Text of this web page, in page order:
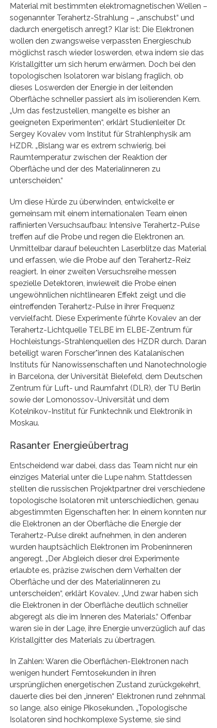
Material mit bestimmten elektromagnetischen Wellen –
sogenannter Terahertz-Strahlung – „anschubst“ und
dadurch energetisch anregt? Klar ist: Die Elektronen
wollen den zwangsweise verpassten Energieschub
möglichst rasch wieder loswerden, etwa indem sie das
Kristallgitter um sich herum erwärmen. Doch bei den
topologischen Isolatoren war bislang fraglich, ob
dieses Loswerden der Energie in der leitenden
Oberfläche schneller passiert als im isolierenden Kern.
„Um das festzustellen, mangelte es bisher an
geeigneten Experimenten“, erklärt Studienleiter Dr.
Sergey Kovalev vom Institut für Strahlenphysik am
HZDR. „Bislang war es extrem schwierig, bei
Raumtemperatur zwischen der Reaktion der
Oberfläche und der des Materialinneren zu
unterscheiden.“
Um diese Hürde zu überwinden, entwickelte er
gemeinsam mit einem internationalen Team einen
raffinierten Versuchsaufbau: Intensive Terahertz-Pulse
treffen auf die Probe und regen die Elektronen an.
Unmittelbar darauf beleuchten Laserblitze das Material
und erfassen, wie die Probe auf den Terahertz-Reiz
reagiert. In einer zweiten Versuchsreihe messen
spezielle Detektoren, inwieweit die Probe einen
ungewöhnlichen nichtlinearen Effekt zeigt und die
eintreffenden Terahertz-Pulse in ihrer Frequenz
vervielfacht. Diese Experimente führte Kovalev an der
Terahertz-Lichtquelle TELBE im ELBE-Zentrum für
Hochleistungs-Strahlenquellen des HZDR durch. Daran
beteiligt waren Forscher*innen des Katalanischen
Instituts für Nanowissenschaften und Nanotechnologie
in Barcelona, der Universität Bielefeld, dem Deutschen
Zentrum für Luft- und Raumfahrt (DLR), der TU Berlin
sowie der Lomonossov-Universität und dem
Kotelnikov-Institut für Funktechnik und Elektronik in
Moskau.
Rasanter Energieübertrag
Entscheidend war dabei, dass das Team nicht nur ein
einziges Material unter die Lupe nahm. Stattdessen
stellten die russischen Projektpartner drei verschiedene
topologische Isolatoren mit unterschiedlichen, genau
abgestimmten Eigenschaften her: In einem konnten nur
die Elektronen an der Oberfläche die Energie der
Terahertz-Pulse direkt aufnehmen, in den anderen
wurden hauptsächlich Elektronen im Probeninneren
angeregt. „Der Abgleich dieser drei Experimente
erlaubte es, präzise zwischen dem Verhalten der
Oberfläche und der des Materialinneren zu
unterscheiden“, erklärt Kovalev. „Und zwar haben sich
die Elektronen in der Oberfläche deutlich schneller
abgeregt als die im Inneren des Materials.“ Offenbar
waren sie in der Lage, ihre Energie unverzüglich auf das
Kristallgitter des Materials zu übertragen.
In Zahlen: Waren die Oberflächen-Elektronen nach
wenigen hundert Femtosekunden in ihren
ursprünglichen energetischen Zustand zurückgekehrt,
dauerte dies bei den „inneren“ Elektronen rund zehnmal
so lange, also einige Pikosekunden. „Topologische
Isolatoren sind hochkomplexe Systeme, sie sind